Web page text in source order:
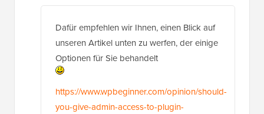
19. Apr. 2024 um 10:00 Uhr
Dafür empfehlen wir Ihnen, einen Blick auf
unseren Artikel unten zu werfen, der einige
Optionen für Sie behandelt
https://www.wpbeginner.com/opinion/should-